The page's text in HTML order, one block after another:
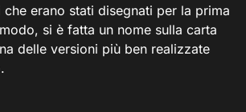
erano stati disegnati per la prima
si è fatta un nome sulla carta
delle versioni più ben realizzate